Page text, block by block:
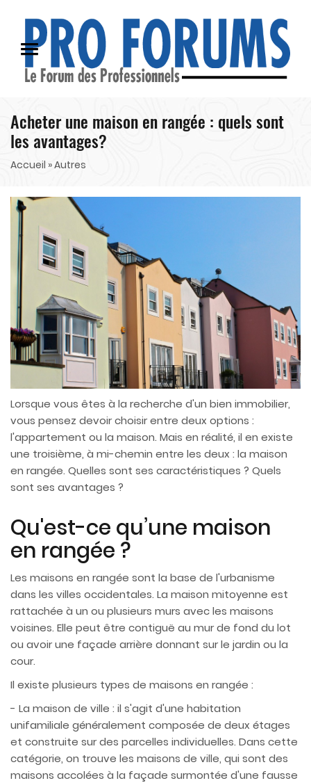
Acheter une maison en rangée : quels sont
les avantages?
Accueil » Autres
Lorsque vous êtes à la recherche d'un bien immobilier,
vous pensez devoir choisir entre deux options :
l'appartement ou la maison. Mais en réalité, il en existe
une troisième, à mi-chemin entre les deux : la maison
en rangée. Quelles sont ses caractéristiques ? Quels
sont ses avantages ?
Qu'est-ce qu’une maison
en rangée ?
Les maisons en rangée sont la base de l'urbanisme
dans les villes occidentales. La maison mitoyenne est
rattachée à un ou plusieurs murs avec les maisons
voisines. Elle peut être contiguë au mur de fond du lot
ou avoir une façade arrière donnant sur le jardin ou la
cour.
Il existe plusieurs types de maisons en rangée :
- La maison de ville : il s'agit d'une habitation
unifamiliale généralement composée de deux étages
et construite sur des parcelles individuelles. Dans cette
catégorie, on trouve les maisons de ville, qui sont des
maisons accolées à la façade surmontée d'une fausse